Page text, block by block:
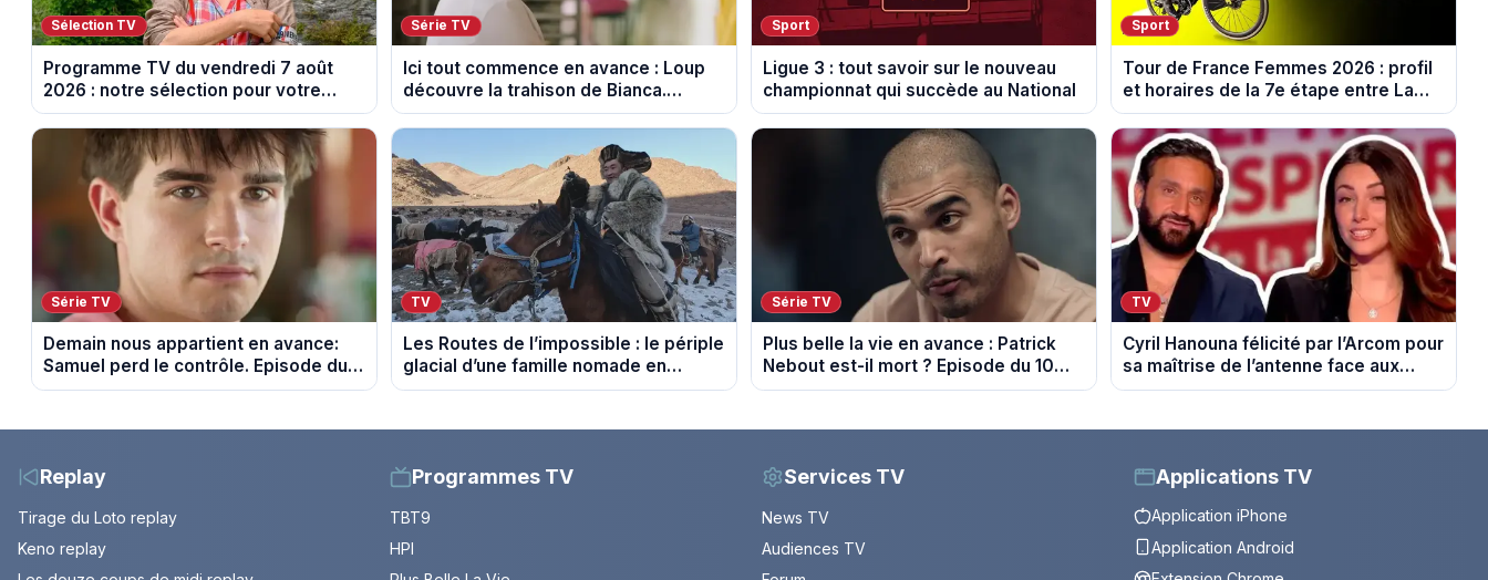
Sélection TV
Programme TV du vendredi 7 août
2026 : notre sélection pour votre
soirée télé
Série TV
Ici tout commence en avance : Loup
découvre la trahison de Bianca.
Episode du 10 août 2026 (spoiler)
Sport
Ligue 3 : tout savoir sur le nouveau
championnat qui succède au National
Sport
Tour de France Femmes 2026 : profil
et horaires de la 7e étape entre La
Voulte-sur-Rhône et le Mont Ventoux
Série TV
Demain nous appartient en avance:
Samuel perd le contrôle. Episode du
10 août 2026.
TV
Les Routes de l’impossible : le périple
glacial d’une famille nomade en
Mongolie
Série TV
Plus belle la vie en avance : Patrick
Nebout est-il mort ? Episode du 10
août 2026 (spoiler)
TV
Cyril Hanouna félicité par l’Arcom pour
sa maîtrise de l’antenne face aux
propos de Delphine Wespiser sur le
Replay
Tirage du Loto replay
Keno replay
Programmes TV
TBT9
HPI
Services TV
News TV
Audiences TV
Applications TV
Application iPhone
Application Android